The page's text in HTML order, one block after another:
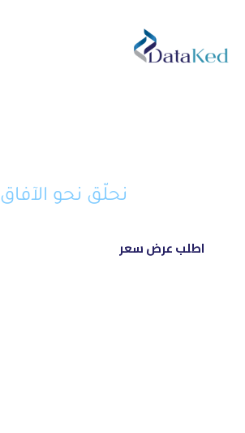
نحلّق نحو الآفاق
اطلب عرض سعر